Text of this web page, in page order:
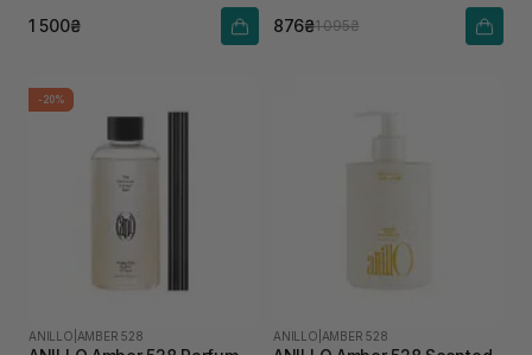
1 500₴ 876₴1 095₴
-20%
ANILLO AMBER 528 ANILLO AMBER 528